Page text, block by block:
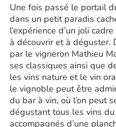
Une fois passé le portail
dans un petit paradis
l’expérience d’un joli
à découvrir et à déguster.
par le vigneron Mathieu
ses classiques ainsi que
les vins nature et le vin
le vignoble peut être
du bar à vin, où l’on peut
dégustant tous les vins
accompagnés d’une